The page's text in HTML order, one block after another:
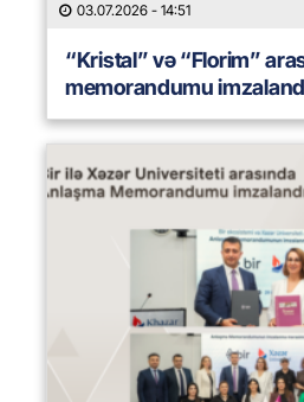
03.07.2026 - 14:51
“Kristal” və “Florim”
memorandumu